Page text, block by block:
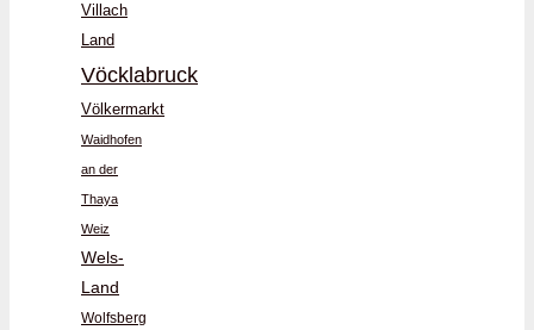
Villach
Land
Vöcklabruck
Völkermarkt
Waidhofen
an der
Thaya
Weiz
Wels-
Land
Wolfsberg